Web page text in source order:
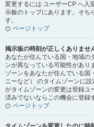
変更するには ユーザーCP へ入
示板のトップにあります。そち
す。
ページトップ
掲示板の時刻が正しくありませ
あなたが住んでいる国・地域の
ンが異なっている可能性があり
ゾーンをあなたが住んでいる国
ニーなど） のタイムゾーンに
がタイムゾーンの変更は登録ユ
済みでないならこの機会に登録
ページトップ